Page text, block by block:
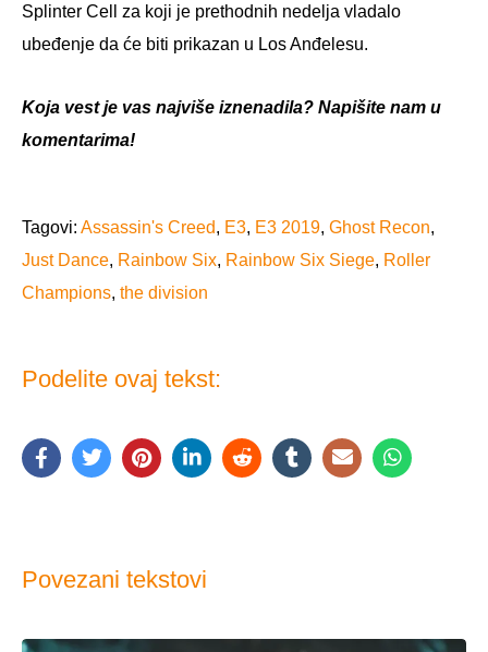
Splinter Cell za koji je prethodnih nedelja vladalo
ubeđenje da će biti prikazan u Los Anđelesu.
Koja vest je vas najviše iznenadila? Napišite nam u
komentarima!
Tagovi: Assassin's Creed, E3, E3 2019, Ghost Recon,
Just Dance, Rainbow Six, Rainbow Six Siege, Roller
Champions, the division
Podelite ovaj tekst:
Povezani tekstovi